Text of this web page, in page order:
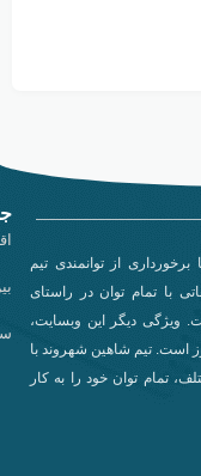
از توانمندی تیم
با تمام توان در راستای
ویژگی دیگر این وبسایت،
است. تیم شاهین شهروند با
تمام توان خود را به کار